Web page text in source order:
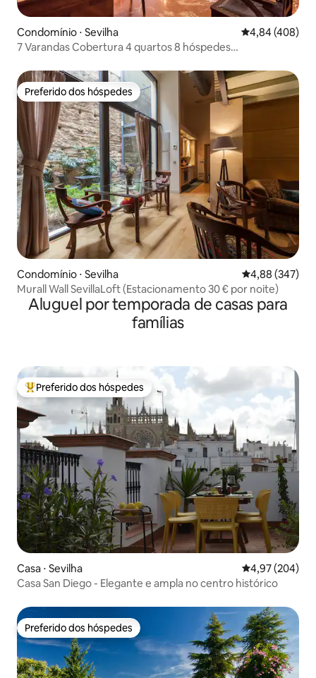
Condomínio ⋅ Sevilha 4,84 de uma
4,84 (408)
7 Varandas Cobertura 4 quartos 8 hóspedes
Preferido dos hóspedes
Preferido dos hóspedes
Condomínio ⋅ Sevilha 4,88 de uma
4,88 (347)
Murall Wall SevillaLoft (Estacionamento 30 € por noite)
Aluguel por temporada de casas para
famílias
Entre os melhores preferidos dos hóspedes
Preferido dos hóspedes
Casa ⋅ Sevilha 4,97 de uma
4,97 (204)
Casa San Diego - Elegante e ampla no centro histórico
Preferido dos hóspedes
Preferido dos hóspedes